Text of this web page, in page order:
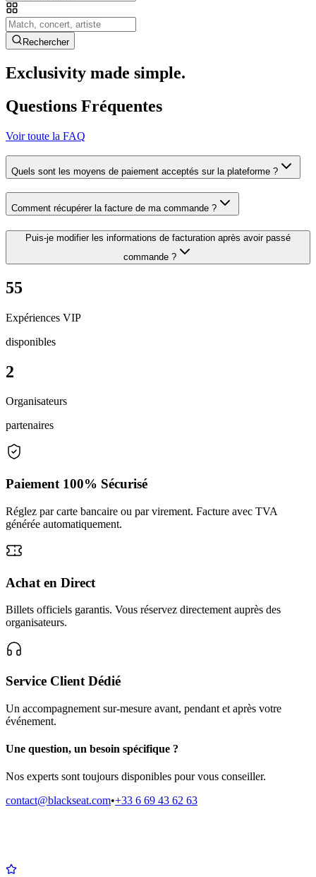
Rechercher
Exclusivity made simple.
Questions Fréquentes
Voir toute la FAQ
Quels sont les moyens de paiement acceptés sur la plateforme ?
Comment récupérer la facture de ma commande ?
Puis-je modifier les informations de facturation après avoir passé
commande ?
55
Expériences VIP
disponibles
2
Organisateurs
partenaires
Paiement 100% Sécurisé
Réglez par carte bancaire ou par virement. Facture avec TVA
générée automatiquement.
Achat en Direct
Billets officiels garantis. Vous réservez directement auprès des
organisateurs.
Service Client Dédié
Un accompagnement sur-mesure avant, pendant et après votre
événement.
Une question, un besoin spécifique ?
Nos experts sont toujours disponibles pour vous conseiller.
contact@blackseat.com•+33 6 69 43 62 63